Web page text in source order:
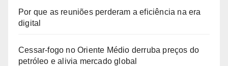
Por que as reuniões perderam a eficiência na era
digital
Cessar-fogo no Oriente Médio derruba preços do
petróleo e alivia mercado global